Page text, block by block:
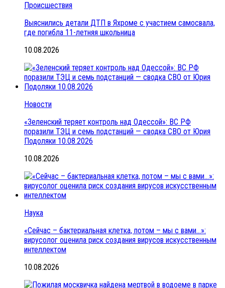
Происшествия
Выяснились детали ДТП в Яхроме с участием самосвала,
где погибла 11-летняя школьница
10.08.2026
Новости
«Зеленский теряет контроль над Одессой»: ВС РФ
поразили ТЭЦ и семь подстанций — сводка СВО от Юрия
Подоляки 10.08.2026
10.08.2026
Наука
«Сейчас – бактериальная клетка, потом – мы с вами…»:
вирусолог оценила риск создания вирусов искусственным
интеллектом
10.08.2026